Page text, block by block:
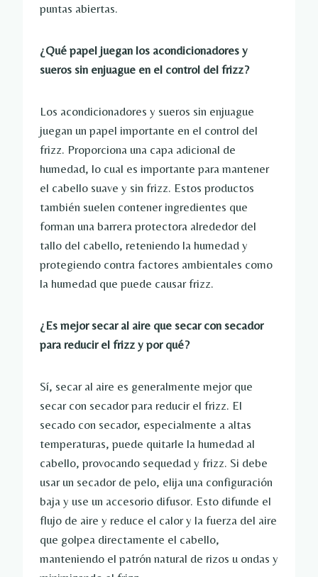
puntas abiertas.
¿Qué papel juegan los acondicionadores y
sueros sin enjuague en el control del frizz?
Los acondicionadores y sueros sin enjuague
juegan un papel importante en el control del
frizz. Proporciona una capa adicional de
humedad, lo cual es importante para mantener
el cabello suave y sin frizz. Estos productos
también suelen contener ingredientes que
forman una barrera protectora alrededor del
tallo del cabello, reteniendo la humedad y
protegiendo contra factores ambientales como
la humedad que puede causar frizz.
¿Es mejor secar al aire que secar con secador
para reducir el frizz y por qué?
Sí, secar al aire es generalmente mejor que
secar con secador para reducir el frizz. El
secado con secador, especialmente a altas
temperaturas, puede quitarle la humedad al
cabello, provocando sequedad y frizz. Si debe
usar un secador de pelo, elija una configuración
baja y use un accesorio difusor. Esto difunde el
flujo de aire y reduce el calor y la fuerza del aire
que golpea directamente el cabello,
manteniendo el patrón natural de rizos u ondas y